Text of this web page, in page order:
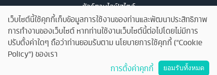
ทัวร์ตามไลฟ์สไตล์
บล็อกท่องเที่ยว
รับจัดทัวร์
เกี่ยวกับเรา
คุยกับทัวร์ครับ
เว็บไซต์นี้ใช้คุกกี้เก็บข้อมูลการใช้งานของท่านและพัฒนาประสิทธิภาพ
การทำงานของเว็บไซต์ หากท่านใช้งานเว็บไซต์นี้ต่อไปโดยไม่มีการ
ปรับตั้งค่าใดๆ ถือว่าท่านยอมรับตาม นโยบายการใช้คุกกี้ ("Cookie
Policy") ของเรา
การตั้งค่าคุกกี้
ยอมรับทั้งหมด